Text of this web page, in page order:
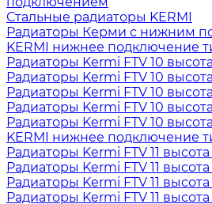
Стальные радиаторы KERMI
Радиаторы Керми с нижним
KERMI нижнее подключение
Радиаторы Kermi FTV 10
Радиаторы Kermi FTV 10
Радиаторы Kermi FTV 10
Радиаторы Kermi FTV 10
Радиаторы Kermi FTV 10
KERMI нижнее подключение
Радиаторы Kermi FTV 11
Радиаторы Kermi FTV 11
Радиаторы Kermi FTV 11
Радиаторы Kermi FTV 11